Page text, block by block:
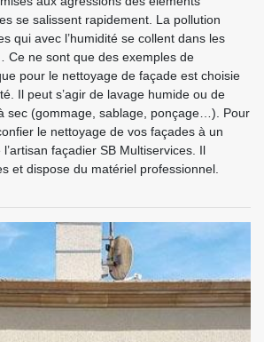
se salissent rapidement. La pollution
qui avec l’humidité se collent dans les
Ce ne sont que des exemples de
pour le nettoyage de façade est choisie
Il peut s’agir de lavage humide ou de
sec (gommage, sablage, ponçage…). Pour
le nettoyage de vos façades à un
façadier SB Multiservices. Il
et dispose du matériel professionnel.